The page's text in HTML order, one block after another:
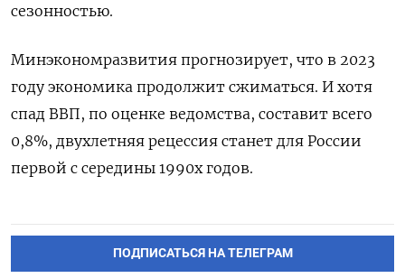
сезонностью.
Минэкономразвития прогнозирует, что в 2023
году экономика продолжит сжиматься. И хотя
спад ВВП, по оценке ведомства, составит всего
0,8%, двухлетняя рецессия станет для России
первой с середины 1990х годов.
ПОДПИСАТЬСЯ НА ТЕЛЕГРАМ